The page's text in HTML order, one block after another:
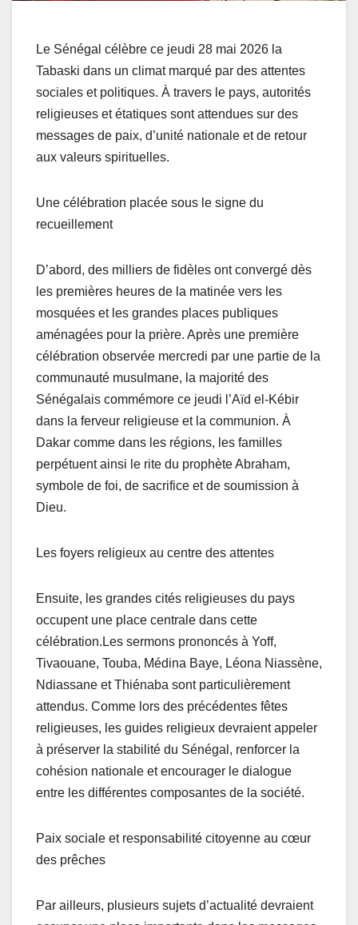
Le Sénégal célèbre ce jeudi 28 mai 2026 la
Tabaski dans un climat marqué par des attentes
sociales et politiques. À travers le pays, autorités
religieuses et étatiques sont attendues sur des
messages de paix, d’unité nationale et de retour
aux valeurs spirituelles.
Une célébration placée sous le signe du
recueillement
D’abord, des milliers de fidèles ont convergé dès
les premières heures de la matinée vers les
mosquées et les grandes places publiques
aménagées pour la prière. Après une première
célébration observée mercredi par une partie de la
communauté musulmane, la majorité des
Sénégalais commémore ce jeudi l’Aïd el-Kébir
dans la ferveur religieuse et la communion. À
Dakar comme dans les régions, les familles
perpétuent ainsi le rite du prophète Abraham,
symbole de foi, de sacrifice et de soumission à
Dieu.
Les foyers religieux au centre des attentes
Ensuite, les grandes cités religieuses du pays
occupent une place centrale dans cette
célébration.Les sermons prononcés à Yoff,
Tivaouane, Touba, Médina Baye, Léona Niassène,
Ndiassane et Thiénaba sont particulièrement
attendus. Comme lors des précédentes fêtes
religieuses, les guides religieux devraient appeler
à préserver la stabilité du Sénégal, renforcer la
cohésion nationale et encourager le dialogue
entre les différentes composantes de la société.
Paix sociale et responsabilité citoyenne au cœur
des prêches
Par ailleurs, plusieurs sujets d’actualité devraient